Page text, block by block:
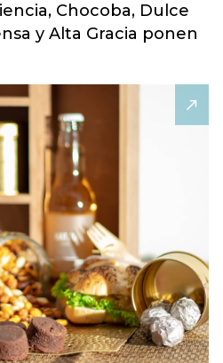
Chocoba, Dulce
y Alta Gracia ponen